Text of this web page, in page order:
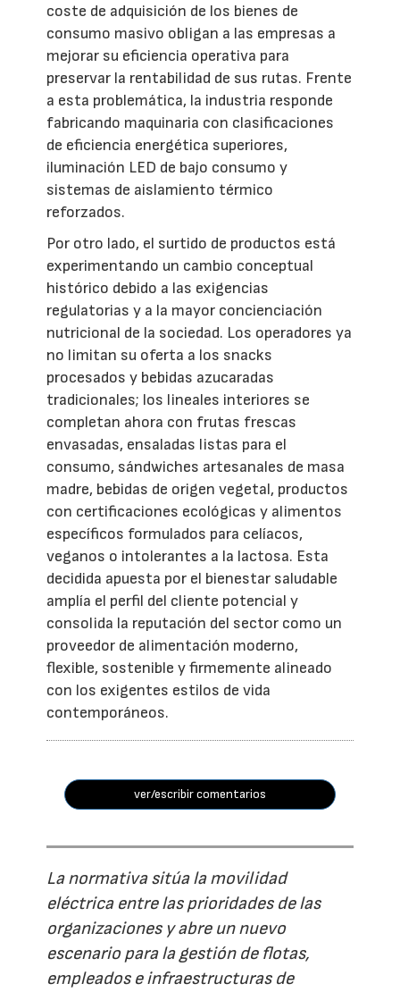
coste de adquisición de los bienes de
consumo masivo obligan a las empresas a
mejorar su eficiencia operativa para
preservar la rentabilidad de sus rutas. Frente
a esta problemática, la industria responde
fabricando maquinaria con clasificaciones
de eficiencia energética superiores,
iluminación LED de bajo consumo y
sistemas de aislamiento térmico
reforzados.
Por otro lado, el surtido de productos está
experimentando un cambio conceptual
histórico debido a las exigencias
regulatorias y a la mayor concienciación
nutricional de la sociedad. Los operadores ya
no limitan su oferta a los snacks
procesados y bebidas azucaradas
tradicionales; los lineales interiores se
completan ahora con frutas frescas
envasadas, ensaladas listas para el
consumo, sándwiches artesanales de masa
madre, bebidas de origen vegetal, productos
con certificaciones ecológicas y alimentos
específicos formulados para celíacos,
veganos o intolerantes a la lactosa. Esta
decidida apuesta por el bienestar saludable
amplía el perfil del cliente potencial y
consolida la reputación del sector como un
proveedor de alimentación moderno,
flexible, sostenible y firmemente alineado
con los exigentes estilos de vida
contemporáneos.
ver/escribir comentarios
La normativa sitúa la movilidad
eléctrica entre las prioridades de las
organizaciones y abre un nuevo
escenario para la gestión de flotas,
empleados e infraestructuras de